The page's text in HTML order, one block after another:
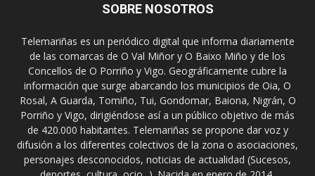
SOBRE NOSOTROS
Telemariñas es un periódico digital que informa diariamente
de las comarcas de O Val Miñor y O Baixo Miño y de los
Concellos de O Porriño y Vigo. Geográficamente cubre la
información que surge abarcando los municipios de Oia, O
Rosal, A Guarda, Tomiño, Tui, Gondomar, Baiona, Nigrán, O
Porriño y Vigo, dirigiéndose así a un público objetivo de más
de 420.000 habitantes. Telemariñas se propone dar voz y
difusión a los diferentes colectivos de la zona o asociaciones,
personajes desconocidos, noticias de actualidad (Sucesos,